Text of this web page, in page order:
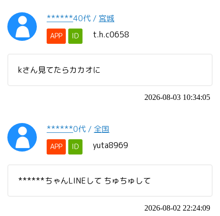
******40代 / 宮城
APP ID t.h.c0658
kさん見てたらカカオに
2026-08-03 10:34:05
******0代 / 全国
APP ID yuta8969
******ちゃんLINEして ちゅちゅして
2026-08-02 22:24:09